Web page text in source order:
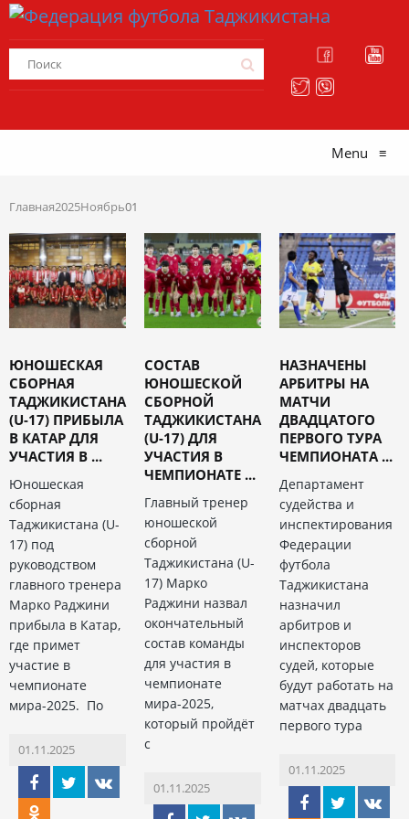
Menu ≡
Главная2025Ноябрь01
ЮНОШЕСКАЯ
СБОРНАЯ
ТАДЖИКИСТАНА
(U-17) ПРИБЫЛА
В КАТАР ДЛЯ
УЧАСТИЯ В ...
Юношеская
сборная
Таджикистана (U-
17) под
руководством
главного тренера
Марко Раджини
прибыла в Катар,
где примет
участие в
чемпионате
мира-2025. По
01.11.2025
СОСТАВ
ЮНОШЕСКОЙ
СБОРНОЙ
ТАДЖИКИСТАНА
(U-17) ДЛЯ
УЧАСТИЯ В
ЧЕМПИОНАТЕ ...
Главный тренер
юношеской
сборной
Таджикистана (U-
17) Марко
Раджини назвал
окончательный
состав команды
для участия в
чемпионате
мира-2025,
который пройдёт
с
01.11.2025
НАЗНАЧЕНЫ
АРБИТРЫ НА
МАТЧИ
ДВАДЦАТОГО
ПЕРВОГО ТУРА
ЧЕМПИОНАТА ...
Департамент
судейства и
инспектирования
Федерации
футбола
Таджикистана
назначил
арбитров и
инспекторов
судей, которые
будут работать на
матчах двадцать
первого тура
01.11.2025